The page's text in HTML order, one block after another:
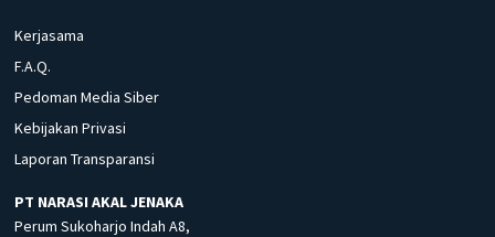
Kerjasama
F.A.Q.
Pedoman Media Siber
Kebijakan Privasi
Laporan Transparansi
PT NARASI AKAL JENAKA
Perum Sukoharjo Indah A8,